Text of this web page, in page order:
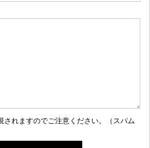
されますのでご注意ください。（スパム